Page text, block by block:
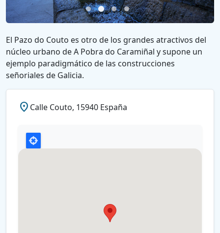
El Pazo do Couto es otro de los grandes atractivos del
núcleo urbano de A Pobra do Caramiñal y supone un
ejemplo paradigmático de las construcciones
señoriales de Galicia.
place Calle Couto, 15940 España